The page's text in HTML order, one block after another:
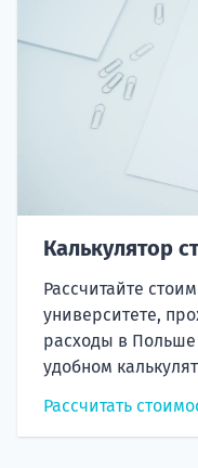
Калькулятор
Рассчитайте
университете,
расходы в
удобном
Рассчитать